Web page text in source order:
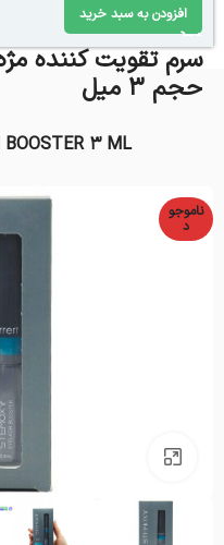
افزودن به سبد خرید
حجم 3 میل
BOOSTER 3 ML
ناموجو
د